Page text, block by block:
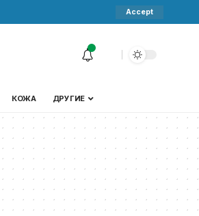
Accept
КОЖА ДРУГИЕ